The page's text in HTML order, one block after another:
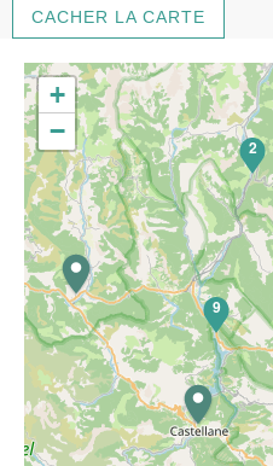
CACHER LA CARTE
2
9
+
−